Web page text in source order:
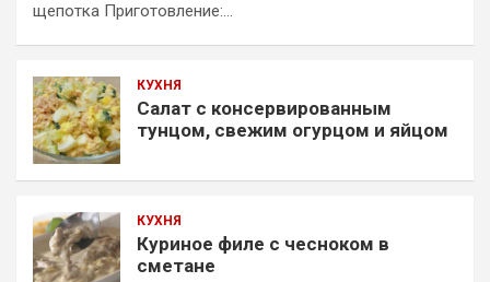
щепотка Приготовление:…
КУХНЯ
Салат с консервированным
тунцом, свежим огурцом и яйцом
КУХНЯ
Куриное филе с чесноком в
сметане